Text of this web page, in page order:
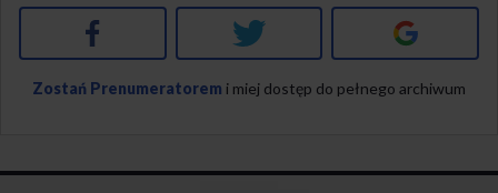
Facebook Twitter Google+
Zostań Prenumeratorem i miej dostęp do pełnego archiwum